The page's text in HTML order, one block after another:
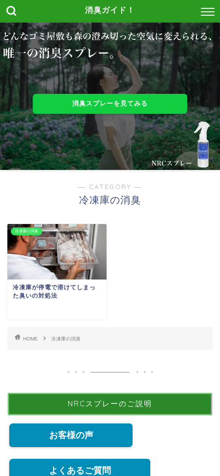
消臭ガイド！
消臭スプレーを見てみる
― CATEGORY ―
冷凍庫の消臭
冷凍庫の消臭
冷凍庫が停電で溶けてしまっ
た臭いの対処法
HOME 冷凍庫の消臭
NRCスプレーのご説明
お客様の声
よくあるご質問